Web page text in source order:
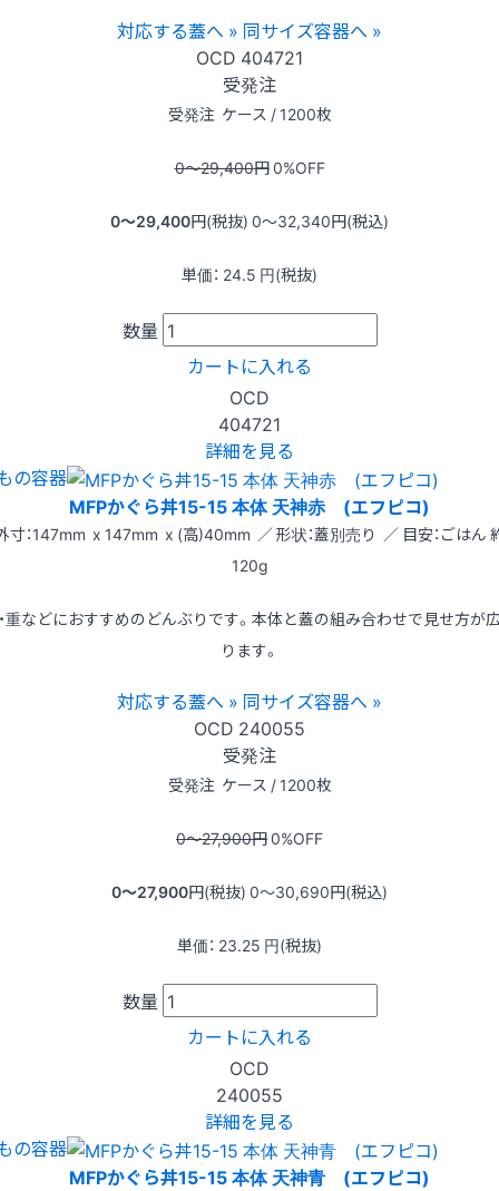
対応する蓋へ » 同サイズ容器へ »
OCD 404721
受発注
受発注 ケース / 1200枚
0〜29,400円0%OFF
0〜29,400円(税抜) 0〜32,340円(税込)
単価： 24.5 円(税抜)
数量
カートに入れる
OCD
404721
詳細を見る
の容器
MFPかぐら丼15-15 本体 天神赤 (エフピコ)
寸：147mm x 147mm x (高)40mm ／ 形状：蓋別売り ／ 目安：ごはん
120g
重などにおすすめのどんぶりです。本体と蓋の組み合わせで見せ方が
ります。
対応する蓋へ » 同サイズ容器へ »
OCD 240055
受発注
受発注 ケース / 1200枚
0〜27,900円0%OFF
0〜27,900円(税抜) 0〜30,690円(税込)
単価： 23.25 円(税抜)
数量
カートに入れる
OCD
240055
詳細を見る
の容器
MFPかぐら丼15-15 本体 天神青 (エフピコ)